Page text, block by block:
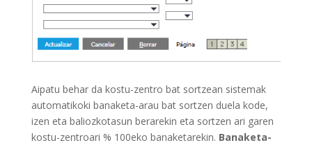
Aipatu behar da kostu-zentro bat sortzean sistemak
automatikoki banaketa-arau bat sortzen duela kode,
izen eta baliozkotasun berarekin eta sortzen ari garen
kostu-zentroari % 100eko banaketarekin. Banaketa-